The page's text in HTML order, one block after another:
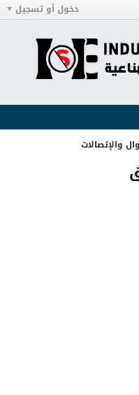
دخول أو تسجيل
والإتصالات